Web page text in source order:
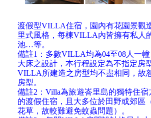
渡假型VILLA住宿，園內有花園景觀
里式風格，每棟VILLA內皆擁有私人
池…等。
備註1：多數VILLA均為04至08人一
大床之設計，本行程設定為不指定房
VILLA所建造之房型均不盡相同，故
房型。
備註2：Villa為旅遊峇里島的獨特住
的渡假住宿，且大多位於田野或郊區
花草，故較難避免蚊蟲問題）。